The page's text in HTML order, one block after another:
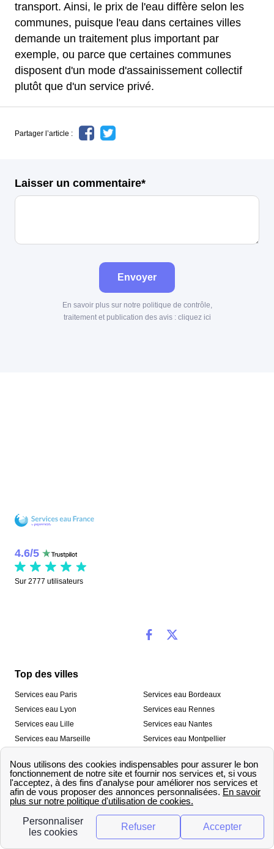
transport. Ainsi, le prix de l'eau diffère selon les
communes, puisque l'eau dans certaines villes
demande un traitement plus important par
exemple, ou parce que certaines communes
disposent d'un mode d'assainissement collectif
plutôt que d'un service privé.
Partager l’article :
Laisser un commentaire*
Envoyer
En savoir plus sur notre politique de contrôle,
traitement et publication des avis : cliquez ici
4.6/5
Sur 2777 utilisateurs
Top des villes
Services eau Paris
Services eau Lyon
Services eau Lille
Services eau Marseille
Services eau Toulon
Services eau Bordeaux
Services eau Rennes
Services eau Nantes
Services eau Montpellier
Services eau Strasbourg
Nos outils
🛁 Simulateur consommation eau
💧 Comparer les fournisseurs
d’eau